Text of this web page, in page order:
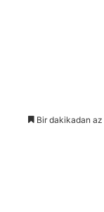
Bir dakikadan az